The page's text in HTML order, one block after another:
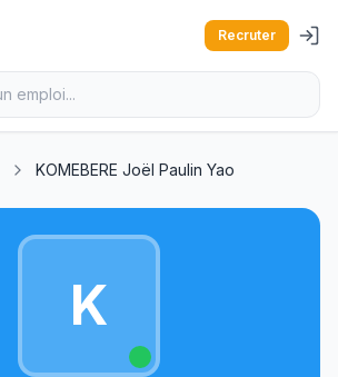
Recruter
KOMEBERE Joël Paulin Yao
K